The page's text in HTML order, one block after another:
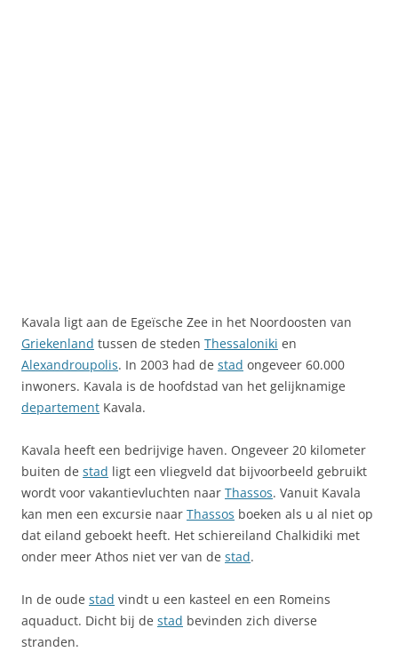
Kavala ligt aan de Egeïsche Zee in het Noordoosten van
Griekenland tussen de steden Thessaloniki en
Alexandroupolis. In 2003 had de stad ongeveer 60.000
inwoners. Kavala is de hoofdstad van het gelijknamige
departement Kavala.
Kavala heeft een bedrijvige haven. Ongeveer 20 kilometer
buiten de stad ligt een vliegveld dat bijvoorbeeld gebruikt
wordt voor vakantievluchten naar Thassos. Vanuit Kavala
kan men een excursie naar Thassos boeken als u al niet op
dat eiland geboekt heeft. Het schiereiland Chalkidiki met
onder meer Athos niet ver van de stad.
In de oude stad vindt u een kasteel en een Romeins
aquaduct. Dicht bij de stad bevinden zich diverse
stranden.